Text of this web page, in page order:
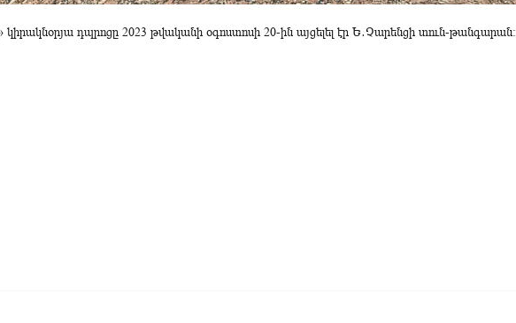
դպրոցը 2023 թվականի օգոստոսի 20-ին այցելել էր Ե․Չարենցի տուն-թանգարան։